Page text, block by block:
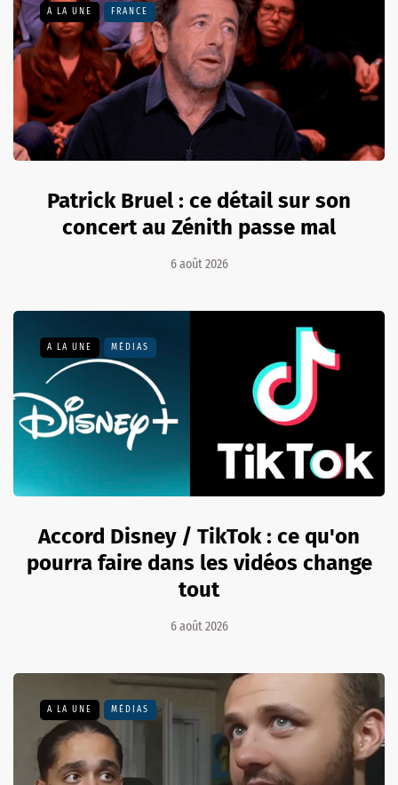
A LA UNE FRANCE
Patrick Bruel : ce détail sur son
concert au Zénith passe mal
6 août 2026
A LA UNE MÉDIAS
Accord Disney / TikTok : ce qu'on
pourra faire dans les vidéos change
tout
6 août 2026
A LA UNE MÉDIAS